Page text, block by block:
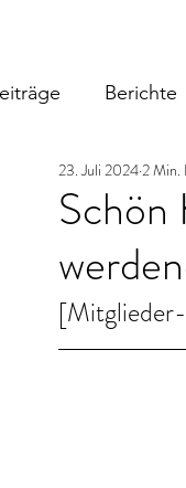
Berichte
Schön
23. Juli 20242 Min.